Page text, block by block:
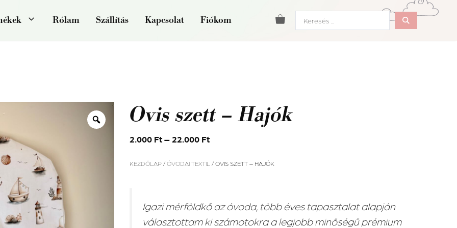
Rólam Szállítás Kapcsolat Fiókom
Search
...
Ovis szett – Hajók
2.000 Ft – 22.000 Ft
KEZDŐLAP / ÓVODAI TEXTIL / OVIS SZETT – HAJÓK
Igazi mérföldkő az óvoda, több éves tapasztalat alapján
választottam ki számotokra a legjobb minőségű prémium